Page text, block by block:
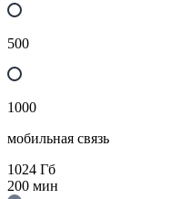
500
1000
мобильная связь
1024 Гб
200 мин